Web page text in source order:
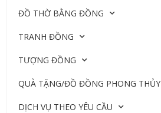
ĐỒ THỜ BẰNG ĐỒNG
TRANH ĐỒNG
TƯỢNG ĐỒNG
QUÀ TẶNG/ĐỒ ĐỒNG PHONG THỦY
DỊCH VỤ THEO YÊU CẦU